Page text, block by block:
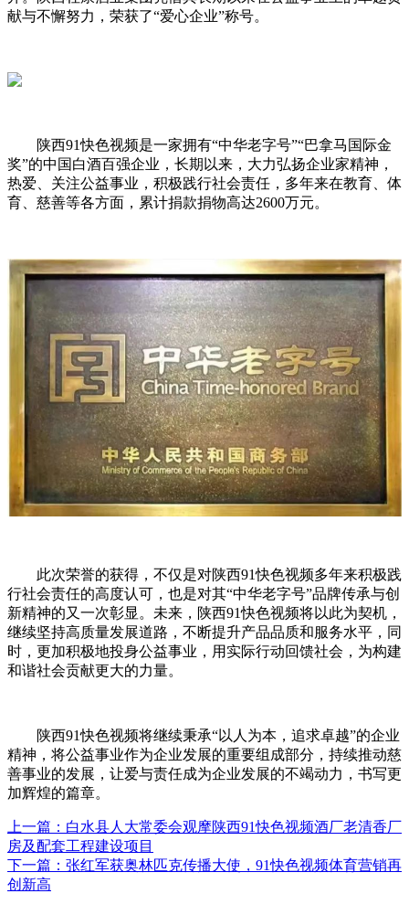
献与不懈努力，荣获了“爱心企业”称号。
陕西91快色视频是一家拥有“中华老字号”“巴拿马国际金
奖”的中国白酒百强企业，长期以来，大力弘扬企业家精神，
热爱、关注公益事业，积极践行社会责任，多年来在教育、体
育、慈善等各方面，累计捐款捐物高达2600万元。
此次荣誉的获得，不仅是对陕西91快色视频多年来积极践
行社会责任的高度认可，也是对其“中华老字号”品牌传承与创
新精神的又一次彰显。未来，陕西91快色视频将以此为契机，
继续坚持高质量发展道路，不断提升产品品质和服务水平，同
时，更加积极地投身公益事业，用实际行动回馈社会，为构建
和谐社会贡献更大的力量。
陕西91快色视频将继续秉承“以人为本，追求卓越”的企业
精神，将公益事业作为企业发展的重要组成部分，持续推动慈
善事业的发展，让爱与责任成为企业发展的不竭动力，书写更
加辉煌的篇章。
上一篇：白水县人大常委会观摩陕西91快色视频酒厂老清香厂
房及配套工程建设项目
下一篇：张红军获奥林匹克传播大使，91快色视频体育营销再
创新高